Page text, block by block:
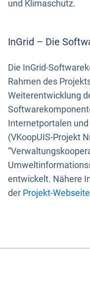
und Klimaschutz.
InGrid – Die
Die InGrid-
Rahmen des
Weiterentwicklung
Internetportalen
(VKoopUIS-Projekt
entwickelt. Nähere
der Projekt-Webseite